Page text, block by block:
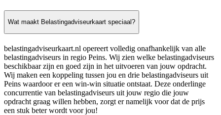
Wat maakt Belastingadviseurkaart speciaal?
belastingadviseurkaart.nl opereert volledig onafhankelijk van alle
belastingadviseurs in regio Peins. Wij zien welke belastingadviseurs
beschikbaar zijn en goed zijn in het uitvoeren van jouw opdracht.
Wij maken een koppeling tussen jou en drie belastingadviseurs uit
Peins waardoor er een win-win situatie ontstaat. Deze onderlinge
concurrentie van belastingadviseurs uit jouw regio die jouw
opdracht graag willen hebben, zorgt er namelijk voor dat de prijs
een stuk beter wordt voor jou!